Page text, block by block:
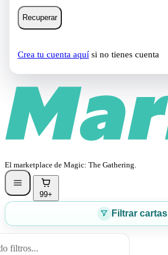
Recuperar
Crea tu cuenta aquísi no tienes cuenta
El marketplace de Magic: The Gathering.
99+
Filtrar cartas
filtros...